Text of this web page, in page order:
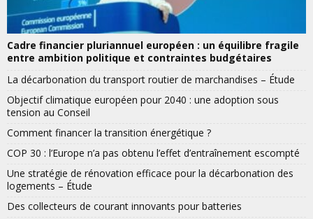
Cadre financier pluriannuel européen : un équilibre fragile
entre ambition politique et contraintes budgétaires
La décarbonation du transport routier de marchandises – Étude
Objectif climatique européen pour 2040 : une adoption sous
tension au Conseil
Comment financer la transition énergétique ?
COP 30 : l’Europe n’a pas obtenu l’effet d’entraînement escompté
Une stratégie de rénovation efficace pour la décarbonation des
logements – Étude
Des collecteurs de courant innovants pour batteries